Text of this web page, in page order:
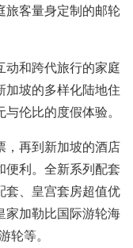
旅客量身定制的邮轮
动和跨代旅行的家庭
加坡的多样化陆地住
伦比的度假体验。
，再到新加坡的酒店
便利。全新系列配套
套、皇宫套房超值优
家加勒比国际游轮海
轮等。